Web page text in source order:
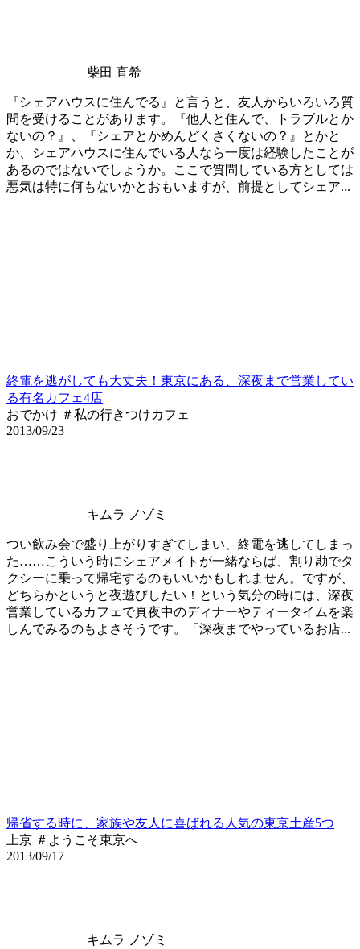
柴田 直希
『シェアハウスに住んでる』と言うと、友人からいろいろ質
問を受けることがあります。『他人と住んで、トラブルとか
ないの？』、『シェアとかめんどくさくないの？』とかと
か、シェアハウスに住んでいる人なら一度は経験したことが
あるのではないでしょうか。ここで質問している方としては
悪気は特に何もないかとおもいますが、前提としてシェア...
終電を逃がしても大丈夫！東京にある、深夜まで営業してい
る有名カフェ4店
おでかけ ＃私の行きつけカフェ
2013/09/23
キムラ ノゾミ
つい飲み会で盛り上がりすぎてしまい、終電を逃してしまっ
た……こういう時にシェアメイトが一緒ならば、割り勘でタ
クシーに乗って帰宅するのもいいかもしれません。ですが、
どちらかというと夜遊びしたい！という気分の時には、深夜
営業しているカフェで真夜中のディナーやティータイムを楽
しんでみるのもよさそうです。「深夜までやっているお店...
帰省する時に、家族や友人に喜ばれる人気の東京土産5つ
上京 ＃ようこそ東京へ
2013/09/17
キムラ ノゾミ